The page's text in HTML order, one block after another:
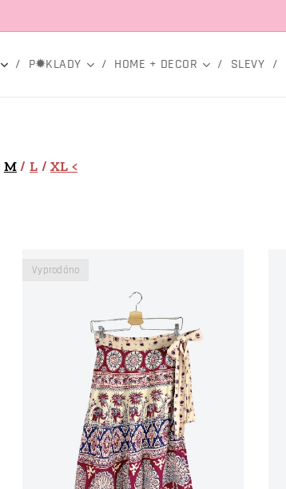
P✹KLADY HOME + DECOR SLEVY
M/ L /XL <
Vyprodáno